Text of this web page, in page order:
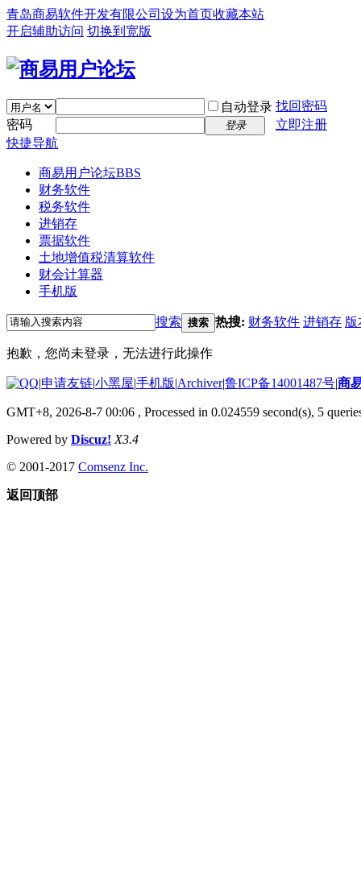
青岛商易软件开发有限公司 设为首页收藏本站
开启辅助访问 切换到宽版
自动登录 找回密码
密码
登录
立即注册
快捷导航
商易用户论坛BBS
财务软件
税务软件
进销存
票据软件
土地增值税清算软件
财会计算器
手机版
搜索 搜索 热搜: 财务软件 进销存 版
抱歉，您尚未登录，无法进行此操作
|申请友链|小黑屋|手机版|Archiver|鲁ICP备14001487号|商
GMT+8, 2026-8-7 00:06 , Processed in 0.024559 second(s), 5
Powered by Discuz! X3.4
© 2001-2017 Comsenz Inc.
返回顶部